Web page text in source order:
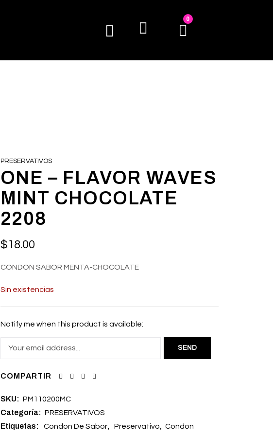
0
PRESERVATIVOS
ONE – FLAVOR WAVES
MINT CHOCOLATE
2208
$18.00
CONDON SABOR MENTA-CHOCOLATE
Sin existencias
Notify me when this product is available:
COMPARTIR
SKU: PM110200MC
Categoría: PRESERVATIVOS
Etiquetas: Condon De Sabor, Preservativo, Condon